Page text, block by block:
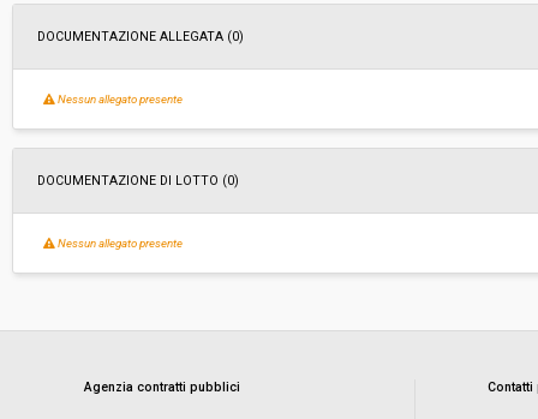
DOCUMENTAZIONE ALLEGATA (0)
Nessun allegato presente
DOCUMENTAZIONE DI LOTTO (0)
Nessun allegato presente
Agenzia contratti pubblici